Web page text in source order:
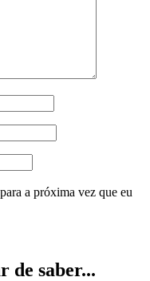
a próxima vez que eu
de saber...